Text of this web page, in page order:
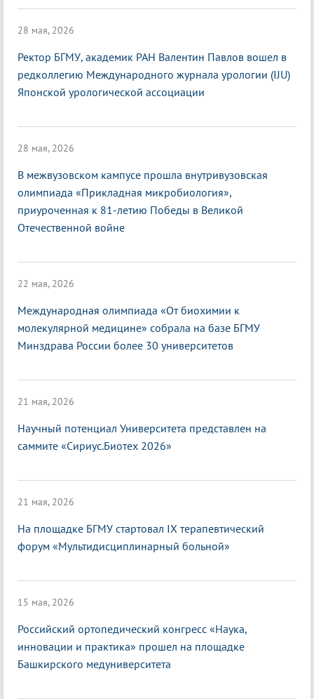
28 мая, 2026
Ректор БГМУ, академик РАН Валентин Павлов вошел в
редколлегию Международного журнала урологии (IJU)
Японской урологической ассоциации
28 мая, 2026
В межвузовском кампусе прошла внутривузовская
олимпиада «Прикладная микробиология»,
приуроченная к 81-летию Победы в Великой
Отечественной войне
22 мая, 2026
Международная олимпиада «От биохимии к
молекулярной медицине» собрала на базе БГМУ
Минздрава России более 30 университетов
21 мая, 2026
Научный потенциал Университета представлен на
саммите «Сириус.Биотех 2026»
21 мая, 2026
На площадке БГМУ стартовал IX терапевтический
форум «Мультидисциплинарный больной»
15 мая, 2026
Российский ортопедический конгресс «Наука,
инновации и практика» прошел на площадке
Башкирского медуниверситета